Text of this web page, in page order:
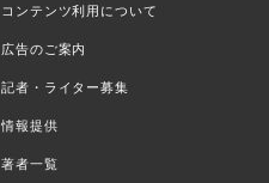
コンテンツ利用について
広告のご案内
記者・ライター募集
情報提供
著者一覧